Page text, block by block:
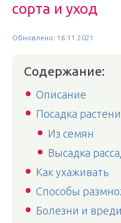
сорта и уход
Обновлено: 16.11.2021
Содержание:
Описание
Посадка
Из семян
Высадка
Как ухаживать
Способы
Болезни и